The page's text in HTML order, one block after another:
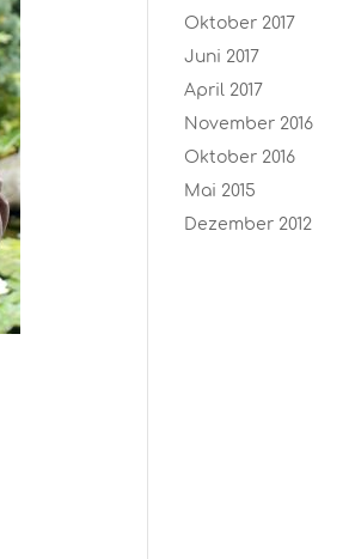
Oktober 2017
Juni 2017
April 2017
November 2016
Oktober 2016
Mai 2015
Dezember 2012